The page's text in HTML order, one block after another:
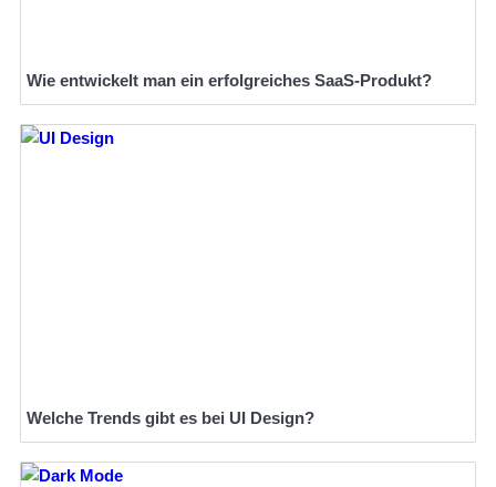
Wie entwickelt man ein erfolgreiches SaaS-Produkt?
Welche Trends gibt es bei UI Design?